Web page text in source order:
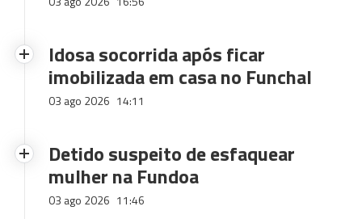
Idosa socorrida após ficar
imobilizada em casa no Funchal
03 ago 2026 14:11
Detido suspeito de esfaquear
mulher na Fundoa
03 ago 2026 11:46